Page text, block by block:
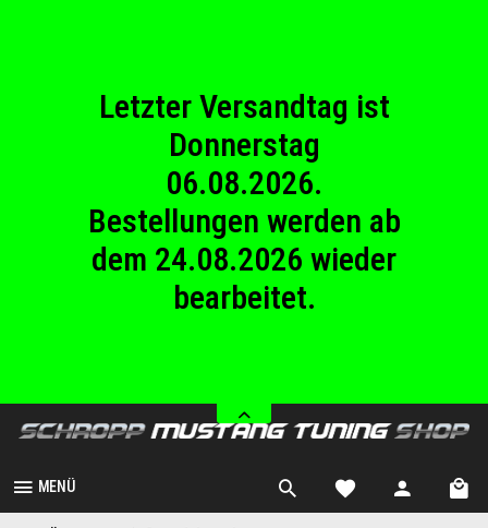
Letzter Versandtag ist
Donnerstag
06.08.2026.
Bestellungen werden ab
dem 24.08.2026 wieder
bearbeitet.
23.08.2026
Betriebsferien.
MENÜ